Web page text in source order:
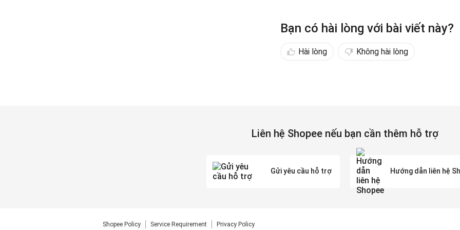
Bạn có hài lòng với bài viết này?
Hài lòng Không hài lòng
Liên hệ Shopee nếu bạn cần thêm hỗ trợ
Gửi yêu cầu hỗ trợ Hướng dẫn liên hệ
Shopee Policy Service Requirement Privacy Policy